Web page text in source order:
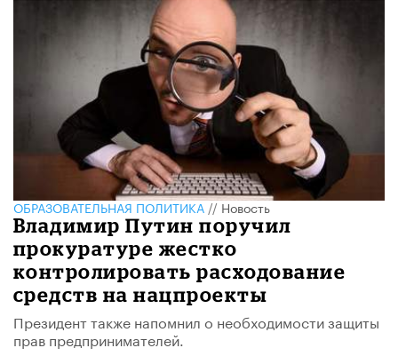
ОБРАЗОВАТЕЛЬНАЯ ПОЛИТИКА//Новость
Владимир Путин поручил
прокуратуре жестко
контролировать расходование
средств на нацпроекты
Президент также напомнил о необходимости защиты
прав предпринимателей.